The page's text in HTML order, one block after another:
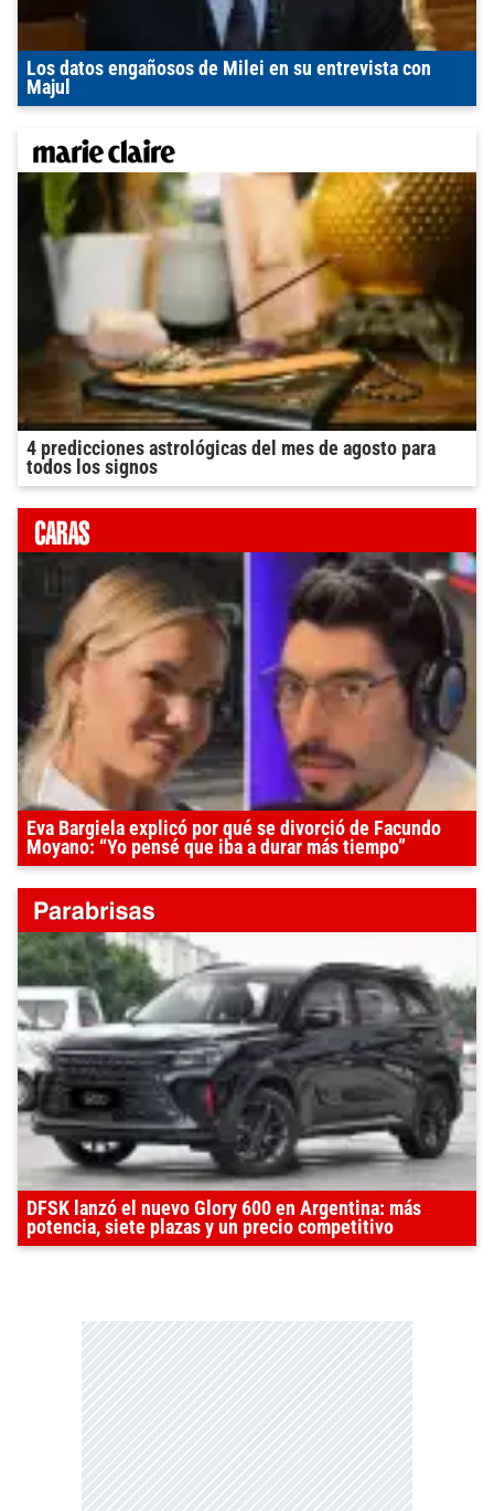
Los datos engañosos de Milei en su entrevista con
Majul
4 predicciones astrológicas del mes de agosto para
todos los signos
Eva Bargiela explicó por qué se divorció de Facundo
Moyano: “Yo pensé que iba a durar más tiempo”
DFSK lanzó el nuevo Glory 600 en Argentina: más
potencia, siete plazas y un precio competitivo